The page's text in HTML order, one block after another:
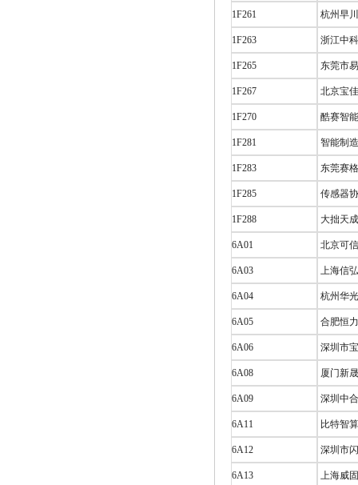
1F261 杭州早
1F263 浙江中
1F265 东莞市
1F267 北京宝
1F270 酷赛智
1F281 智能制
1F283 东莞赛格
1F285 传感器
1F288 大拙天
6A01 北京可
6A03 上海信
6A04 杭州华
6A05 合肥恒
6A06 深圳市
6A08 厦门新
6A09 深圳中
6A11 比特智
6A12 深圳市
6A13 上海威